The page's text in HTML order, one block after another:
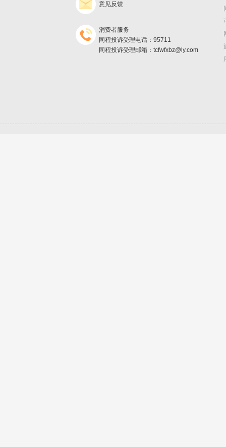
意见反馈
消费者服务
同程投诉受理电话：95711
同程投诉受理邮箱：tcfwfxbz@ly.com